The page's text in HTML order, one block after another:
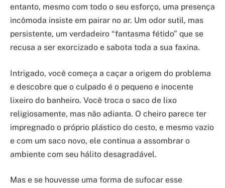
entanto, mesmo com todo o seu esforço, uma presença
incômoda insiste em pairar no ar. Um odor sutil, mas
persistente, um verdadeiro “fantasma fétido” que se
recusa a ser exorcizado e sabota toda a sua faxina.
Intrigado, você começa a caçar a origem do problema
e descobre que o culpado é o pequeno e inocente
lixeiro do banheiro. Você troca o saco de lixo
religiosamente, mas não adianta. O cheiro parece ter
impregnado o próprio plástico do cesto, e mesmo vazio
e com um saco novo, ele continua a assombrar o
ambiente com seu hálito desagradável.
Mas e se houvesse uma forma de sufocar esse